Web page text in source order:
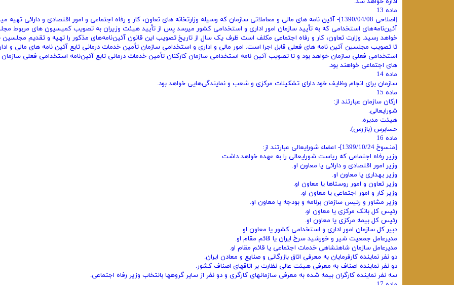
ماده 13
[اصلاحی 1390/04/08]- آئین ‌نامه ‌های مالی و معاملاتی سازمان که وسیله وزارتخانه‌ های تعاون، کار و رفاه اجتماعی و امور اقتصادی و دارائی تهیه
آئین‌نامه‌های استخدامی ‌که به تأیید سازمان امور اداری و استخدامی ‌کشور میرسد پس از تأیید هیئت وزیران به تصویب کمیسیون های مربوط
خواهد رسید.‌ وزارت تعاون، کار و رفاه اجتماعی مکلف است ظرف یک سال از تاریخ تصویب این قانون آئین‌نامه‌های مذکور را تهیه و تقدیم مجلسین
تا تصویب مجلسین ‌آئین ‌نامه‌ های فعلی قابل اجرا است. ‌امور مالی و اداری و استخدامی‌ سازمان تأمین خدمات درمانی تابع آئین ‌نامه‌ های مالی و
استخدامی ‌فعلی سازمان خواهد بود و تا تصویب ‌آئین‌ نامه استخدامی ‌سازمان کارکنان تأمین خدمات درمانی تابع آئین‌نامه استخدامی ‌فعلی سازمان
های اجتماعی خواهند بود.
ماده 14
سازمان برای انجام وظایف خود دارای تشکیلات مرکزی و شعب و نمایندگی‌هایی خواهد بود.
ماده 15
ارکان سازمان عبارتند از:
شورایعالی.
هیئت مدیره.
حسابرس (‌بازرس).
ماده 16
[منسوخ 1399/10/24]- اعضاء شورایعالی عبارتند از:
وزیر رفاه اجتماعی که ریاست شورایعالی را به عهده خواهد داشت
وزیر امور اقتصادی و دارائی یا معاون او.
وزیر بهداری یا معاون او.
وزیر تعاون و امور روستاها یا معاون او.
وزیر کار و امور اجتماعی یا معاون او.
وزیر مشاور و رئیس سازمان برنامه و بودجه یا معاون او.
رئیس کل بانک مرکزی یا معاون او.
رئیس کل بیمه مرکزی یا معاون او.
دبیر کل سازمان امور اداری و استخدامی‌ کشور یا معاون او.
مدیرعامل جمعیت شیر و خورشید سرخ ایران یا قائم ‌مقام او.
مدیرعامل سازمان شاهنشاهی خدمات اجتماعی یا قائم‌ مقام او.
دو نفر نماینده کارفرمایان به معرفی اتاق بازرگانی و صنایع و معادن ایران.
دو نفر نماینده اصناف به معرفی هیئت عالی نظارت بر اتاقهای اصناف کشور.
سه نفر نماینده کارگران بیمه شده به معرفی سازمانهای کارگری و دو نفر از سایر گروهها بانتخاب وزیر رفاه اجتماعی.